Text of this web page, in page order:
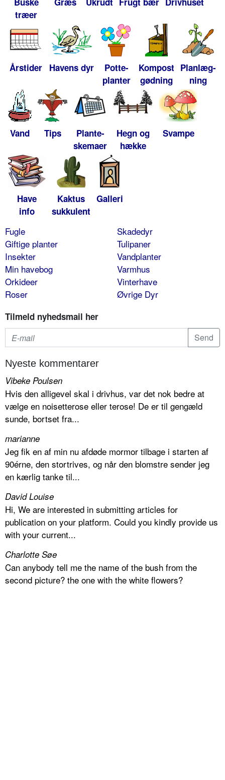
træer
Årstider Havens dyr
Potte-
planter
Kompost
gødning
Planlæg-
ning
Vand Tips
Plante-
skemaer
Hegn og
hække
Svampe
Have
info
Kaktus
sukkulent
Galleri
Fugle
Giftige planter
Insekter
Min havebog
Orkideer
Roser
Skadedyr
Tulipaner
Vandplanter
Varmhus
Vinterhave
Øvrige Dyr
Tilmeld nyhedsmail her
Nyeste kommentarer
Vibeke Poulsen
Hvis den alligevel skal i drivhus, var det nok bedre at
vælge en noisetterose eller terose! De er til gengæld
sunde, bortset fra...
marianne
Jeg fik en af min nu afdøde mormor tilbage i starten af
90érne, den stortrives, og når den blomstre sender jeg
en kærlig tanke til...
David Louise
Hi, We are interested in submitting articles for
publication on your platform. Could you kindly provide us
with your current...
Charlotte Søe
Can anybody tell me the name of the bush from the
second picture? the one with the white flowers?